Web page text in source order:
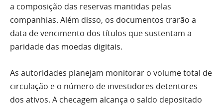
a composição das reservas mantidas pelas
companhias. Além disso, os documentos trarão a
data de vencimento dos títulos que sustentam a
paridade das moedas digitais.
As autoridades planejam monitorar o volume total de
circulação e o número de investidores detentores
dos ativos. A checagem alcança o saldo depositado